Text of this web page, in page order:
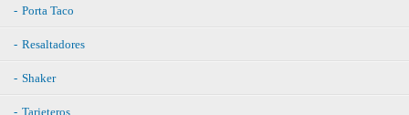
Porta Taco
Resaltadores
Shaker
Tarjeteros